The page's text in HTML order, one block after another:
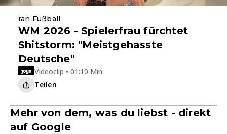
ran Fußball
WM 2026 - Spielerfrau fürchtet
Shitstorm: "Meistgehasste
Deutsche"
Videoclip • 01:10 Min
Teilen
Mehr von dem, was du liebst - direkt
auf Google